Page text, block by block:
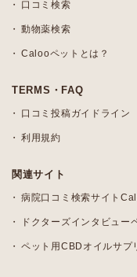
口コミ検索
動物薬検索
Calooペットとは？
TERMS・FAQ
口コミ投稿ガイドライン
利用規約
関連サイト
病院口コミ検索サイト
ドクターズインタビュー
ペット用CBDオイルサプ